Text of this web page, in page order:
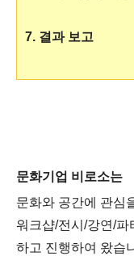
7. 결과 보고
문화기업 비로소는
문화와 공간에 관심
워크샵/전시/강연/파
하고 진행하여 왔습